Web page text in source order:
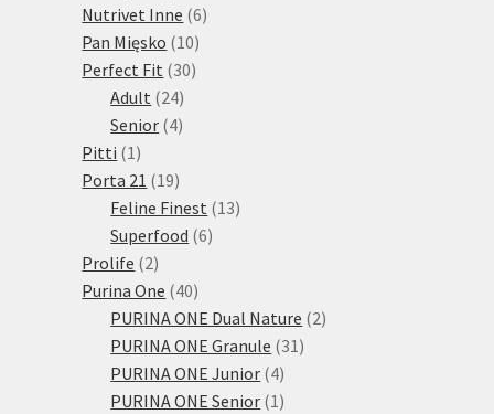
produkty
Nutrivet Inne 66
Pan Mięsko 1010
produktů
Perfect Fit 3030
Adult 2424
produktů
Senior 44
Pitti 1 1
produkt
Porta 21 1919
produktů
Feline Finest 1313
Superfood 66
Prolife 22
produkty
Purina One 4040
produktů
PURINA ONE Dual Nature 22
PURINA ONE Granule 31 31
PURINA ONE Junior 44
produkty
PURINA ONE Senior 1 1